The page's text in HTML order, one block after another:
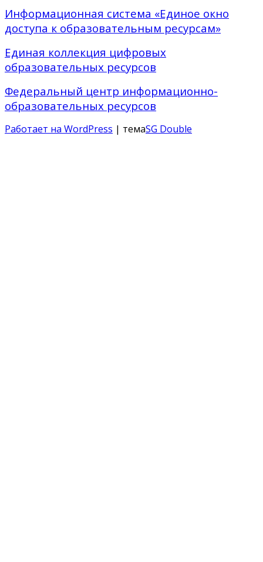
Информационная система «Единое окно
доступа к образовательным ресурсам»
Единая коллекция цифровых
образовательных ресурсов
Федеральный центр информационно-
образовательных ресурсов
Работает на WordPress | темаSG Double